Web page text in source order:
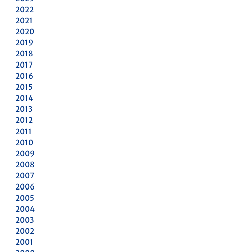
2022
2021
2020
2019
2018
2017
2016
2015
2014
2013
2012
2011
2010
2009
2008
2007
2006
2005
2004
2003
2002
2001